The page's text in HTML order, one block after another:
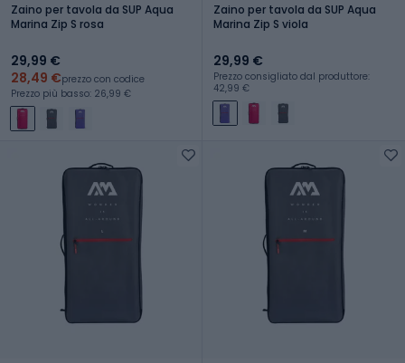
Zaino per tavola da SUP Aqua
Marina Zip S rosa
29,99 €
28,49 €prezzo con codice
Prezzo più basso: 26,99 €
Zaino per tavola da SUP Aqua
Marina Zip S viola
29,99 €
Prezzo consigliato dal produttore:
42,99 €